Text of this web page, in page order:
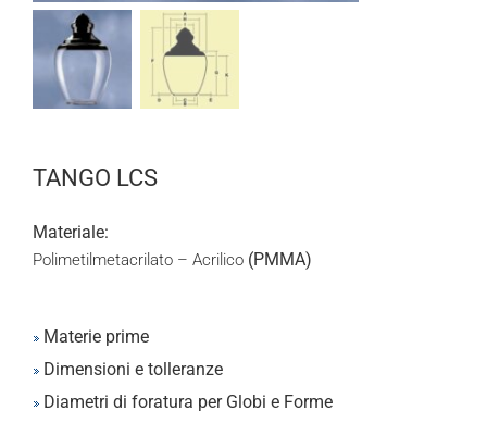
TANGO LCS
Materiale:
Polimetilmetacrilato – Acrilico (PMMA)
Materie prime
Dimensioni e tolleranze
Diametri di foratura per Globi e Forme